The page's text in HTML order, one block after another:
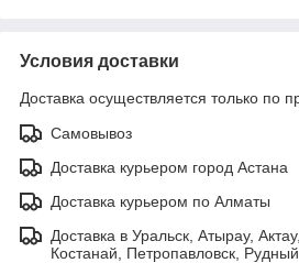
Условия доставки
Доставка осуществляется только по
Самовывоз
Доставка курьером город Астана
Доставка курьером по Алматы
Доставка в Уральск, Атырау,
Костанай, Петропавловск,